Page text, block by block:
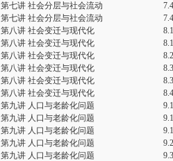
第七讲 社会分层与社会流动
第七讲 社会分层与社会流动
第八讲 社会变迁与现代化
第八讲 社会变迁与现代化
第八讲 社会变迁与现代化
第八讲 社会变迁与现代化
第八讲 社会变迁与现代化
第八讲 社会变迁与现代化
第九讲 人口与老龄化问题
第九讲 人口与老龄化问题
第九讲 人口与老龄化问题
第九讲 人口与老龄化问题
第九讲 人口与老龄化问题